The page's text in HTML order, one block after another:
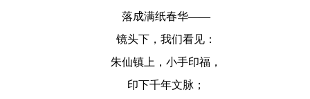
落成满纸春华——
镜头下，我们看见：
朱仙镇上，小手印福，
印下千年文脉；